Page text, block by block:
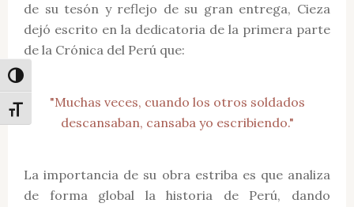
Alternar alto contraste
Alternar tamaño de letra
de su tesón y reflejo de su gran entrega, Cieza
dejó escrito en la dedicatoria de la primera parte
de la Crónica del Perú que:
"Muchas veces, cuando los otros soldados
descansaban, cansaba yo escribiendo."
La importancia de su obra estriba es que analiza
de forma global la historia de Perú, dando